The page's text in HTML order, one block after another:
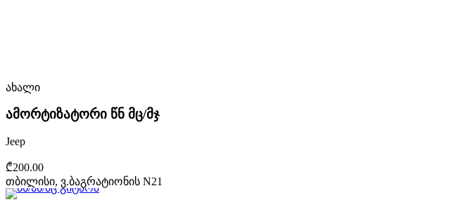
ახალი
ამორტიზატორი წნ მც/მჯ
Jeep
₾200.00
თბილისი, ვ.ბაგრატიონის N21